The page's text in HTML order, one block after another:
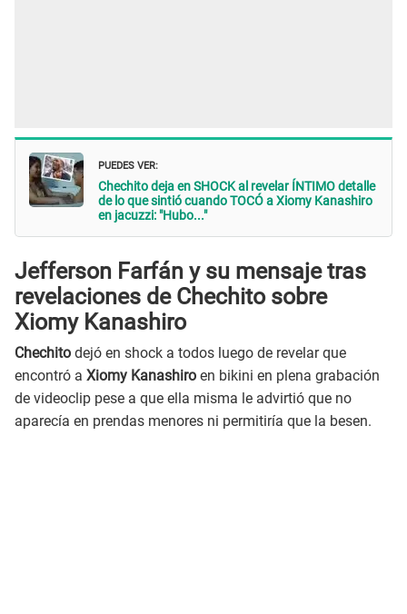
PUEDES VER:
Chechito deja en SHOCK al revelar ÍNTIMO detalle
de lo que sintió cuando TOCÓ a Xiomy Kanashiro
en jacuzzi: "Hubo..."
Jefferson Farfán y su mensaje tras
revelaciones de Chechito sobre
Xiomy Kanashiro
Chechito dejó en shock a todos luego de revelar que
encontró a Xiomy Kanashiro en bikini en plena grabación
de videoclip pese a que ella misma le advirtió que no
aparecía en prendas menores ni permitiría que la besen.